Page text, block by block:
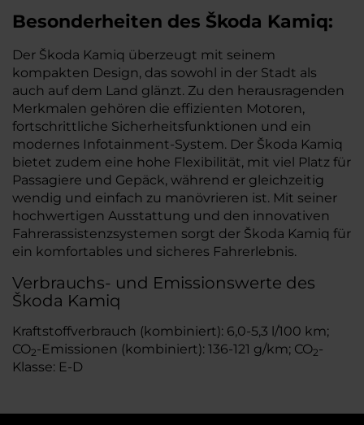
Besonderheiten des Škoda Kamiq:
Der Škoda Kamiq überzeugt mit seinem
kompakten Design, das sowohl in der Stadt als
auch auf dem Land glänzt. Zu den herausragenden
Merkmalen gehören die effizienten Motoren,
fortschrittliche Sicherheitsfunktionen und ein
modernes Infotainment-System. Der Škoda Kamiq
bietet zudem eine hohe Flexibilität, mit viel Platz für
Passagiere und Gepäck, während er gleichzeitig
wendig und einfach zu manövrieren ist. Mit seiner
hochwertigen Ausstattung und den innovativen
Fahrerassistenzsystemen sorgt der Škoda Kamiq für
ein komfortables und sicheres Fahrerlebnis.
Verbrauchs- und Emissionswerte des
Škoda Kamiq
Kraftstoffverbrauch (kombiniert): 6,0-5,3 l/100 km;
CO2-Emissionen (kombiniert): 136-121 g/km; CO2-
Klasse: E-D